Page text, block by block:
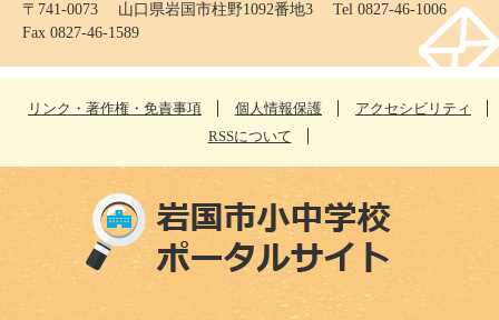
〒741-0073 山口県岩国市柱野1092番地3 Tel 0827-46-1006
Fax 0827-46-1589
リンク・著作権・免責事項 個人情報保護
アクセシビリティ
RSSについて